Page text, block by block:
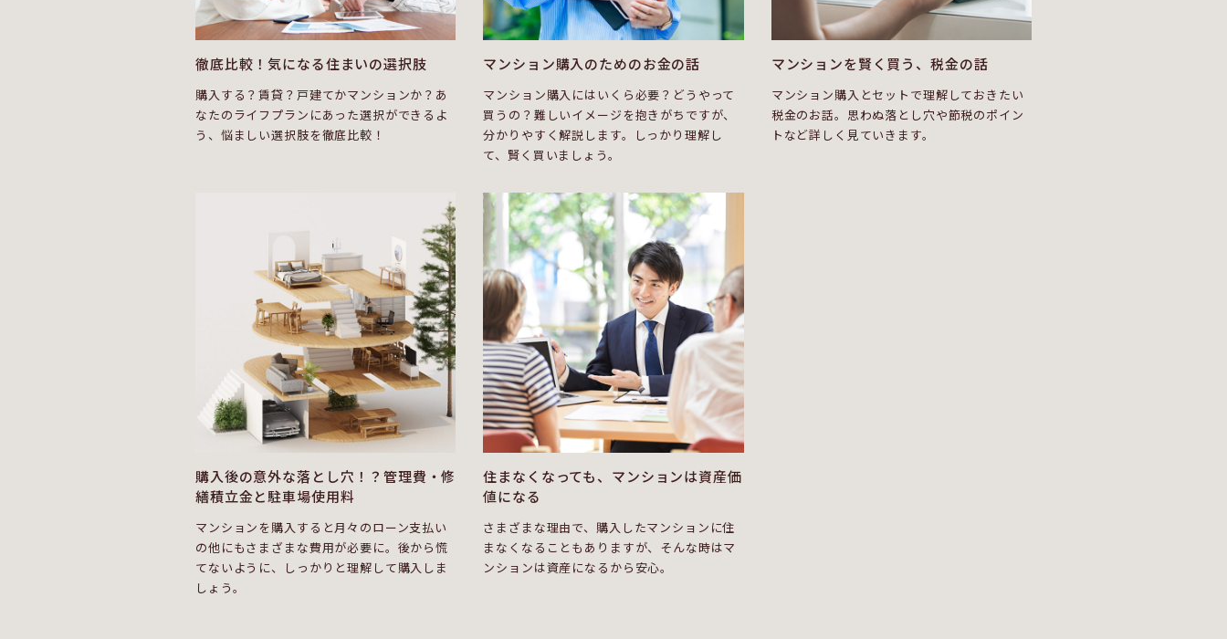
徹底比較！気になる住まいの選択肢
購入する？賃貸？戸建てかマンションか？あ
なたのライフプランにあった選択ができるよ
う、悩ましい選択肢を徹底比較！
マンション購入のためのお金の話
マンション購入にはいくら必要？どうやって
買うの？難しいイメージを抱きがちですが、
分かりやすく解説します。しっかり理解し
て、賢く買いましょう。
マンションを賢く買う、税金の話
マンション購入とセットで理解しておきたい
税金のお話。思わぬ落とし穴や節税のポイン
トなど詳しく見ていきます。
購入後の意外な落とし穴！？管理費・修
繕積立金と駐車場使用料
マンションを購入すると月々のローン支払い
の他にもさまざまな費用が必要に。後から慌
てないように、しっかりと理解して購入しま
しょう。
住まなくなっても、マンションは資産価
値になる
さまざまな理由で、購入したマンションに住
まなくなることもありますが、そんな時はマ
ンションは資産になるから安心。